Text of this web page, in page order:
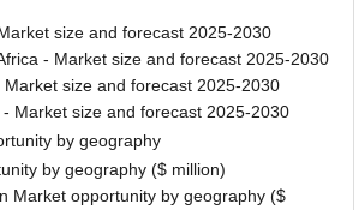
size and forecast 2025-2030
- Market size and forecast 2025-2030
Market size and forecast 2025-2030
Market size and forecast 2025-2030
by geography
by geography ($ million)
Market opportunity by geography ($